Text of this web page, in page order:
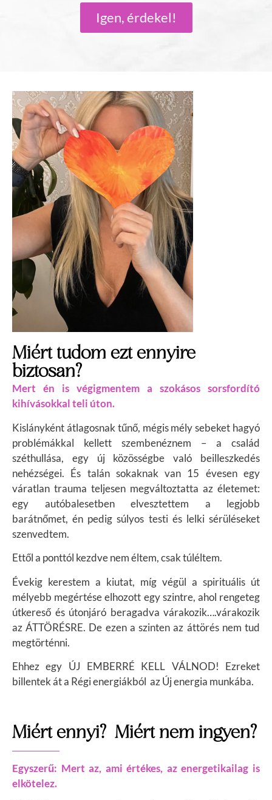
Igen, érdekel!
Miért tudom ezt ennyire
biztosan?
Mert én is végigmentem a szokásos sorsfordító
kihívásokkal teli úton.
Kislányként átlagosnak tűnő, mégis mély sebeket hagyó
problémákkal kellett szembenéznem – a család
széthullása, egy új közösségbe való beilleszkedés
nehézségei. És talán sokaknak van 15 évesen egy
váratlan trauma teljesen megváltoztatta az életemet:
egy autóbalesetben elvesztettem a legjobb
barátnőmet, én pedig súlyos testi és lelki sérüléseket
szenvedtem.
Ettől a ponttól kezdve nem éltem, csak túléltem.
Évekig kerestem a kiutat, míg végül a spirituális út
mélyebb megértése elhozott egy szintre, ahol rengeteg
útkereső és útonjáró beragadva várakozik….várakozik
az ÁTTÖRÉSRE. De ezen a szinten az áttörés nem tud
megtörténni.
Ehhez egy ÚJ EMBERRÉ KELL VÁLNOD! Ezreket
billentek át a Régi energiákból az Új energia munkába.
Miért ennyi? Miért nem ingyen?
Egyszerű: Mert az, ami értékes, az energetikailag is
elkötelez.